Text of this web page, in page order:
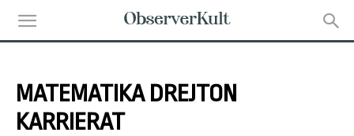
MATEMATIKA DREJTON
KARRIERAT